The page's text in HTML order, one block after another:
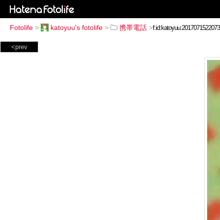
Fotolife > katoyuu's fotolife > 携帯電話 >
<prev